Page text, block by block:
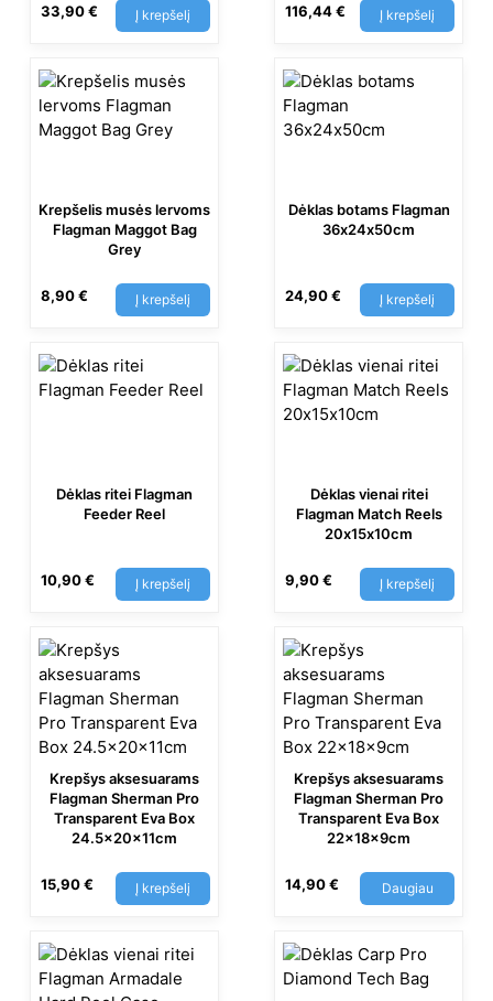
33,90€ Į krepšelį 116,44€ Į krepšelį
Krepšelis musės lervoms
Flagman Maggot Bag
Grey
8,90€ Į krepšelį
Dėklas botams Flagman
36х24х50cm
24,90€ Į krepšelį
Dėklas ritei Flagman
Feeder Reel
10,90€ Į krepšelį
Dėklas vienai ritei
Flagman Match Reels
20х15х10cm
9,90€ Į krepšelį
Krepšys aksesuarams
Flagman Sherman Pro
Transparent Eva Box
24.5x20x11cm
15,90€ Į krepšelį
Krepšys aksesuarams
Flagman Sherman Pro
Transparent Eva Box
22x18x9cm
14,90€ Daugiau